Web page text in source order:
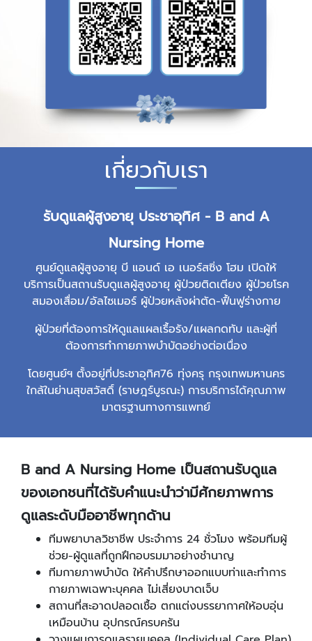
เกี่ยวกับเรา
รับดูแลผู้สูงอายุ ประชาอุทิศ - B and A
Nursing Home
ศูนย์ดูแลผู้สูงอายุ บี แอนด์ เอ เนอร์สซิ่ง โฮม เปิดให้
บริการเป็นสถานรับดูแลผู้สูงอายุ ผู้ป่วยติดเตียง ผู้ป่วยโรค
สมองเสื่อม/อัลไซเมอร์ ผู้ป่วยหลังผ่าตัด-ฟื้นฟูร่างกาย
ผู้ป่วยที่ต้องการให้ดูแลแผลเรื้อรัง/แผลกดทับ และผู้ที่
ต้องการทำกายภาพบำบัดอย่างต่อเนื่อง
โดยศูนย์ฯ ตั้งอยู่ที่ประชาอุทิศ76 ทุ่งครุ กรุงเทพมหานคร
ใกล้ในย่านสุขสวัสดิ์ (ราษฎร์บูรณะ) การบริการได้คุณภาพ
มาตรฐานทางการแพทย์
B and A Nursing Home เป็นสถานรับดูแล
ของเอกชนที่ได้รับคำแนะนำว่ามีศักยภาพการ
ดูแลระดับมืออาชีพทุกด้าน
ทีมพยาบาลวิชาชีพ ประจำการ 24 ชั่วโมง พร้อมทีมผู้
ช่วย-ผู้ดูแลที่ถูกฝึกอบรมมาอย่างชำนาญ
ทีมกายภาพบำบัด ให้คำปรึกษาออกแบบท่าและทำการ
กายภาพเฉพาะบุคคล ไม่เสี่ยงบาดเจ็บ
สถานที่สะอาดปลอดเชื้อ ตกแต่งบรรยากาศให้อบอุ่น
เหมือนบ้าน อุปกรณ์ครบครัน